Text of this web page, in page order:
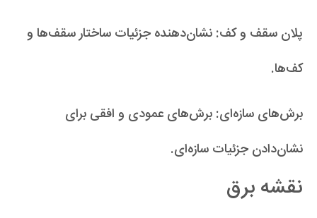
پلان سقف و کف: نشان‌دهنده جزئیات ساختار سقف‌ها و
کف‌ها.
برش‌های سازه‌ای: برش‌های عمودی و افقی برای
نشان‌دادن جزئیات سازه‌ای.
نقشه برق